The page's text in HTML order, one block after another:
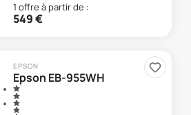
1 offre à partir de :
549€
EPSON
Epson EB-955WH